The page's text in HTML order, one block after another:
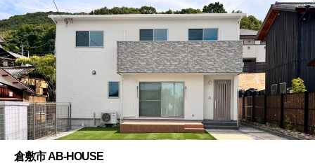
倉敷市 AB-HOUSE